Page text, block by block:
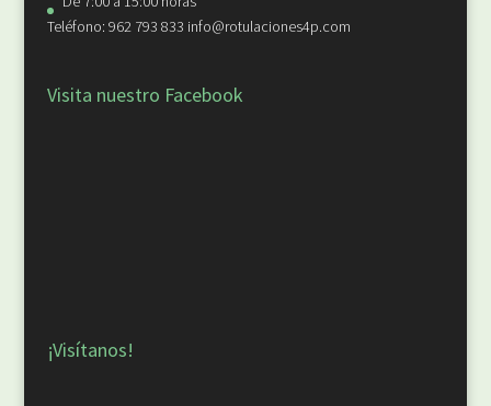
Teléfono: 962 793 833 info@rotulaciones4p.com
Visita nuestro Facebook
¡Visítanos!